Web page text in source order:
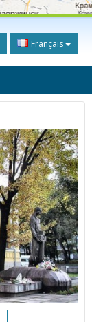
Français